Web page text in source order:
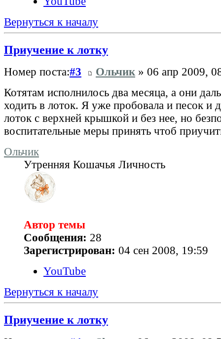
Вернуться к началу
Приучение к лотку
Номер поста:#3 Ольчик» 06 апр 2009,
Котятам исполнилось два месяца, а они
ходить в лоток. Я уже пробовала и песок и
лоток с верхней крышкой и без нее, но
воспитательные меры принять чтоб
Ольчик
Утренняя Кошачья Личность
Автор темы
Сообщения: 28
Зарегистрирован: 04 сен 2008, 19:59
YouTube
Вернуться к началу
Приучение к лотку